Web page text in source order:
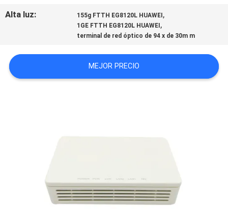
PIDA
MAPA
POLICY
Alta luz: 155g FTTH EG8120L HUAWEI ,
1GE FTTH EG8120L HUAWEI ,
terminal de red óptico de 94 x de 30m m
MEJOR PRECIO